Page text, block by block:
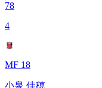
78
4
MF 18
小泉 佳穂